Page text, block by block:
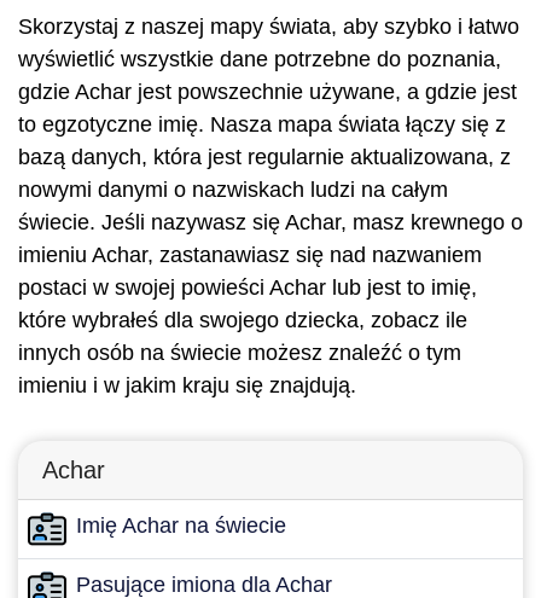
Skorzystaj z naszej mapy świata, aby szybko i łatwo
wyświetlić wszystkie dane potrzebne do poznania,
gdzie Achar jest powszechnie używane, a gdzie jest
to egzotyczne imię. Nasza mapa świata łączy się z
bazą danych, która jest regularnie aktualizowana, z
nowymi danymi o nazwiskach ludzi na całym
świecie. Jeśli nazywasz się Achar, masz krewnego o
imieniu Achar, zastanawiasz się nad nazwaniem
postaci w swojej powieści Achar lub jest to imię,
które wybrałeś dla swojego dziecka, zobacz ile
innych osób na świecie możesz znaleźć o tym
imieniu i w jakim kraju się znajdują.
Achar
Imię Achar na świecie
Pasujące imiona dla Achar